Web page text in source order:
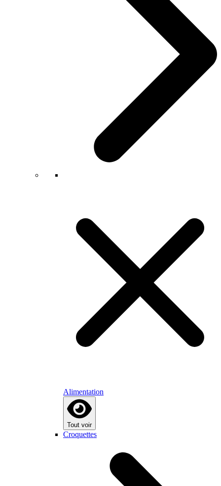
Alimentation
Tout voir
Croquettes